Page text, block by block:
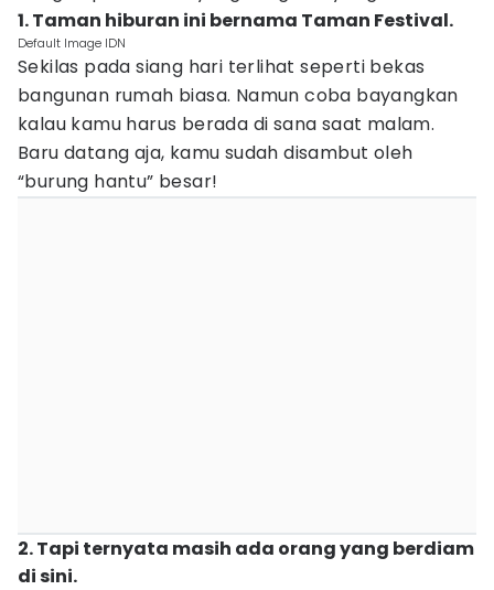
1. Taman hiburan ini bernama Taman Festival.
Default Image IDN
Sekilas pada siang hari terlihat seperti bekas
bangunan rumah biasa. Namun coba bayangkan
kalau kamu harus berada di sana saat malam.
Baru datang aja, kamu sudah disambut oleh
“burung hantu” besar!
2. Tapi ternyata masih ada orang yang berdiam
di sini.